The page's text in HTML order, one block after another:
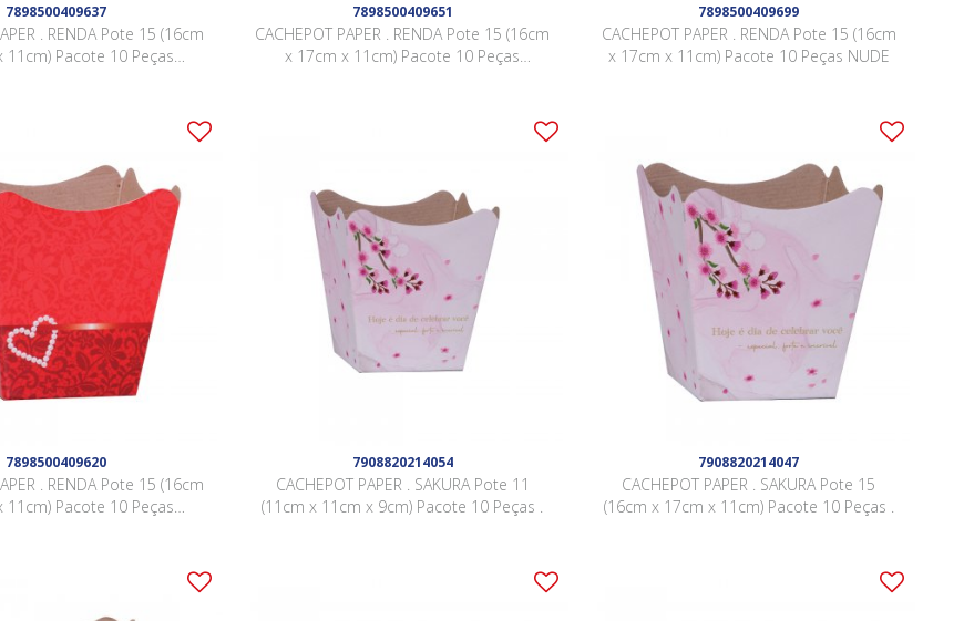
7898500409637
. RENDA Pote 15 (16cm
11cm) Pacote 10 Peças
7898500409651
CACHEPOT PAPER . RENDA Pote 15 (16cm
x 17cm x 11cm) Pacote 10 Peças
7898500409699
CACHEPOT PAPER . RENDA Pote 15 (16cm
x 17cm x 11cm) Pacote 10 Peças NUDE
7898500409620
. RENDA Pote 15 (16cm
11cm) Pacote 10 Peças
7908820214054
CACHEPOT PAPER . SAKURA Pote 11
(11cm x 11cm x 9cm) Pacote 10 Peças .
7908820214047
CACHEPOT PAPER . SAKURA Pote 15
(16cm x 17cm x 11cm) Pacote 10 Peças .